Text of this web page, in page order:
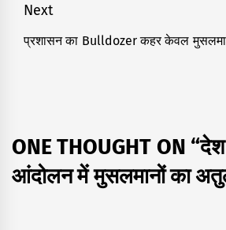
Next
Next
प्रशासन का Bulldozer कहर केवल
ONE THOUGHT ON “
आंदोलन में मुसलमानों का